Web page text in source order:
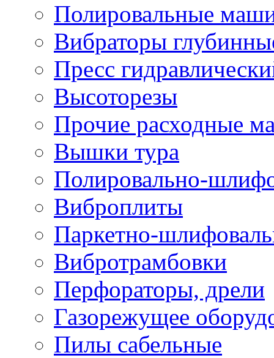
Полировальные
Вибраторы
Пресс
Высоторезы
Прочие расходные
Вышки тура
Полировально-
Виброплиты
Паркетно-
Вибротрамбовки
Перфораторы, дрели
Газорежущее
Пилы сабельные